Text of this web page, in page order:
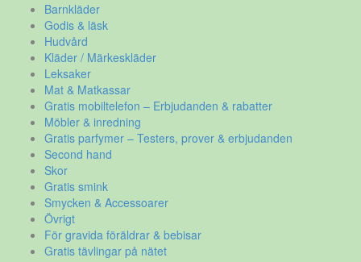
Barnkläder
Godis & läsk
Hudvård
Kläder / Märkeskläder
Leksaker
Mat & Matkassar
Gratis mobiltelefon – Erbjudanden & rabatter
Möbler & inredning
Gratis parfymer – Testers, prover & erbjudanden
Second hand
Skor
Gratis smink
Smycken & Accessoarer
Övrigt
För gravida föräldrar & bebisar
Gratis tävlingar på nätet